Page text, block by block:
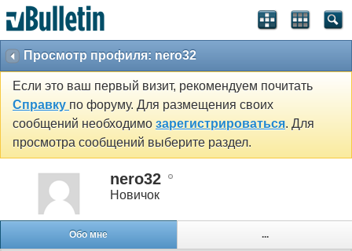
Просмотр профиля: nero32
Если это ваш первый визит, рекомендуем почитать
Справку по форуму. Для размещения своих
сообщений необходимо зарегистрироваться. Для
просмотра сообщений выберите раздел.
nero32
Новичок
Обо мне ...